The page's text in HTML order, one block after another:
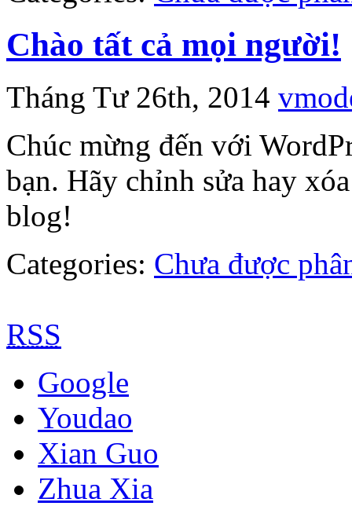
Chào tất cả mọi người!
Tháng Tư 26th, 2014
Chúc mừng đến với
bạn. Hãy chỉnh sửa hay
blog!
Categories: Chưa được
RSS
Google
Youdao
Xian Guo
Zhua Xia